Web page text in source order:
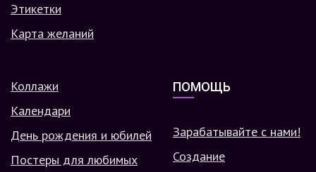
Этикетки
Карта желаний
Коллажи
Календари
День рождения и юбилей
Постеры для любимых
ПОМОЩЬ
Зарабатывайте с нами!
Создание